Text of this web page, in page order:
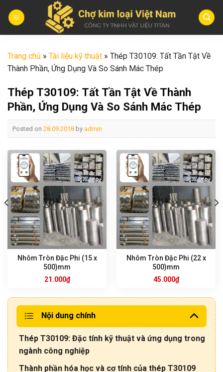
Trang chủ » Tài liệu kỹ thuật » Thép T30109: Tất Tần Tật Về
Thành Phần, Ứng Dụng Và So Sánh Mác Thép
Thép T30109: Tất Tần Tật Về Thành
Phần, Ứng Dụng Và So Sánh Mác Thép
Posted on 28.09.2018 by admin
Nhôm Tròn Đặc Phi (15 x
500)mm
21.000₫
Nhôm Tròn Đặc Phi (22 x
500)mm
45.000₫
Nội dung chính
Thép T30109: Đặc tính kỹ thuật và ứng dụng trong
ngành công nghiệp
Thành phần hóa học và cơ tính của thép T30109